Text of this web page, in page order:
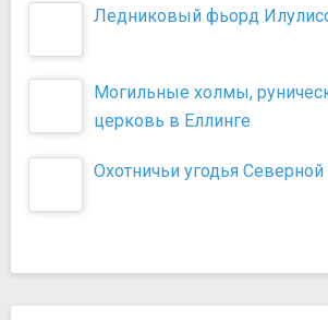
Ледниковый фьорд
Могильные холмы,
церковь в Еллинге
Охотничьи угодья